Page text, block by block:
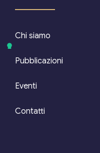
Chi siamo
Pubblicazioni
Eventi
Contatti